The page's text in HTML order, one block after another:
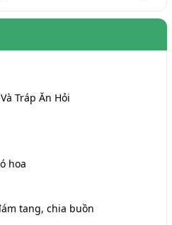
Tráp Ăn Hỏi
hoa
tang, chia buồn